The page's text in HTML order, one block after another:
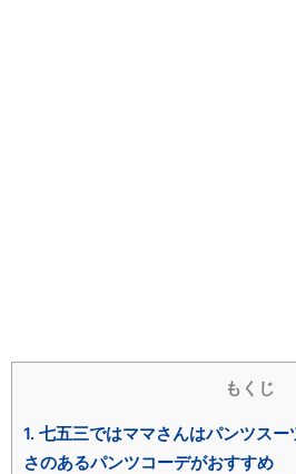
もくじ
1. 七五三ではママさんはパンツス
さのあるパンツコーデがおすすめ